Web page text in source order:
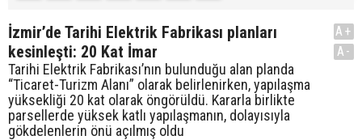
İzmir’de Tarihi Elektrik Fabrikası planları
kesinleşti: 20 Kat İmar
Tarihi Elektrik Fabrikası’nın bulunduğu alan planda
“Ticaret-Turizm Alanı” olarak belirlenirken, yapılaşma
yüksekliği 20 kat olarak öngörüldü. Kararla birlikte
parsellerde yüksek katlı yapılaşmanın, dolayısıyla
gökdelenlerin önü açılmış oldu
A+
A-